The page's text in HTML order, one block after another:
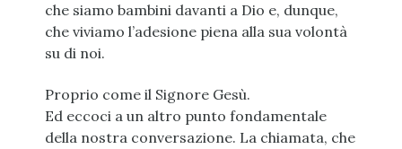
che siamo bambini davanti a Dio e, dunque,
che viviamo l’adesione piena alla sua volontà
su di noi.
Proprio come il Signore Gesù.
Ed eccoci a un altro punto fondamentale
della nostra conversazione. La chiamata, che